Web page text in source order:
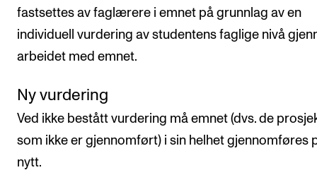
fastsettes av faglærere i emnet på grunnlag av en
individuell vurdering av studentens faglige nivå
arbeidet med emnet.
Ny vurdering
Ved ikke bestått vurdering må emnet (dvs. de
som ikke er gjennomført) i sin helhet gjennomføres
nytt.